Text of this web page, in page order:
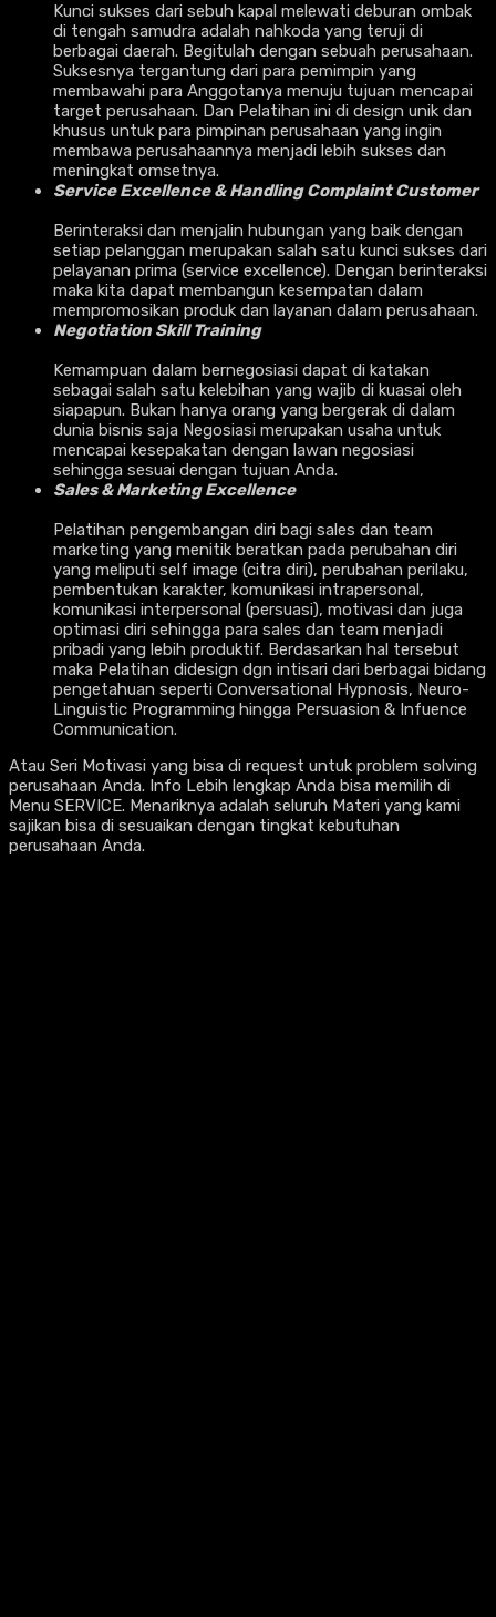
Kunci sukses dari sebuh kapal melewati deburan ombak
di tengah samudra adalah nahkoda yang teruji di
berbagai daerah. Begitulah dengan sebuah perusahaan.
Suksesnya tergantung dari para pemimpin yang
membawahi para Anggotanya menuju tujuan mencapai
target perusahaan. Dan Pelatihan ini di design unik dan
khusus untuk para pimpinan perusahaan yang ingin
membawa perusahaannya menjadi lebih sukses dan
meningkat omsetnya.
Service Excellence & Handling Complaint Customer
Berinteraksi dan menjalin hubungan yang baik dengan
setiap pelanggan merupakan salah satu kunci sukses dari
pelayanan prima (service excellence). Dengan berinteraksi
maka kita dapat membangun kesempatan dalam
mempromosikan produk dan layanan dalam perusahaan.
Negotiation Skill Training
Kemampuan dalam bernegosiasi dapat di katakan
sebagai salah satu kelebihan yang wajib di kuasai oleh
siapapun. Bukan hanya orang yang bergerak di dalam
dunia bisnis saja Negosiasi merupakan usaha untuk
mencapai kesepakatan dengan lawan negosiasi
sehingga sesuai dengan tujuan Anda.
Sales & Marketing Excellence
Pelatihan pengembangan diri bagi sales dan team
marketing yang menitik beratkan pada perubahan diri
yang meliputi self image (citra diri), perubahan perilaku,
pembentukan karakter, komunikasi intrapersonal,
komunikasi interpersonal (persuasi), motivasi dan juga
optimasi diri sehingga para sales dan team menjadi
pribadi yang lebih produktif. Berdasarkan hal tersebut
maka Pelatihan didesign dgn intisari dari berbagai bidang
pengetahuan seperti Conversational Hypnosis, Neuro-
Linguistic Programming hingga Persuasion & Infuence
Communication.
Atau Seri Motivasi yang bisa di request untuk problem solving
perusahaan Anda. Info Lebih lengkap Anda bisa memilih di
Menu SERVICE. Menariknya adalah seluruh Materi yang kami
sajikan bisa di sesuaikan dengan tingkat kebutuhan
perusahaan Anda.